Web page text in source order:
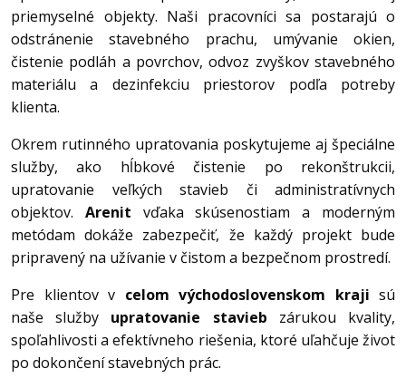
priemyselné objekty. Naši pracovníci sa postarajú o
odstránenie stavebného prachu, umývanie okien,
čistenie podláh a povrchov, odvoz zvyškov stavebného
materiálu a dezinfekciu priestorov podľa potreby
klienta.
Okrem rutinného upratovania poskytujeme aj špeciálne
služby, ako hĺbkové čistenie po rekonštrukcii,
upratovanie veľkých stavieb či administratívnych
objektov. Arenit vďaka skúsenostiam a moderným
metódam dokáže zabezpečiť, že každý projekt bude
pripravený na užívanie v čistom a bezpečnom prostredí.
Pre klientov v celom východoslovenskom kraji sú
naše služby upratovanie stavieb zárukou kvality,
spoľahlivosti a efektívneho riešenia, ktoré uľahčuje život
po dokončení stavebných prác.